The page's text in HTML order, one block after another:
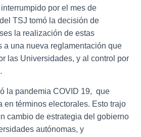
por el mes de
TSJ tomó la decisión de
la realización de estas
a una nueva reglamentación que
las Universidades, y al control por
la pandemia COVID 19, que
en términos electorales. Esto trajo
cambio de estrategia del gobierno
autónomas, y